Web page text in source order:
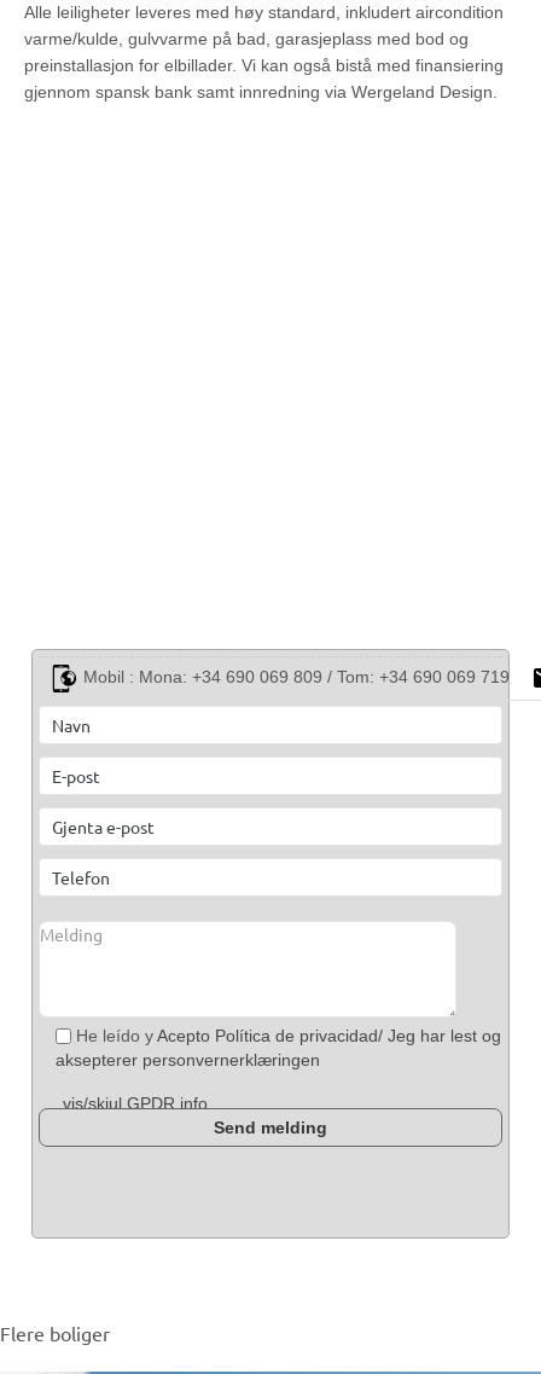
Alle leiligheter leveres med høy standard, inkludert aircondition
varme/kulde, gulvvarme på bad, garasjeplass med bod og
preinstallasjon for elbillader. Vi kan også bistå med finansiering
gjennom spansk bank samt innredning via Wergeland Design.
Mobil : Mona: +34 690 069 809 / Tom: +34 690 069 719
He leído yAcepto Política de privacidad/ Jeg har lest og
aksepterer personvernerklæringen
vis/skjul GPDR info
Flere boliger